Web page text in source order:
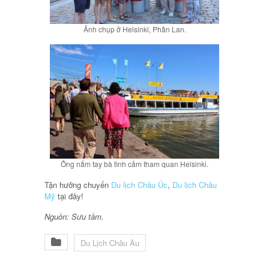
Ảnh chụp ở Helsinki, Phần Lan.
Ông nắm tay bà tình cảm tham quan Helsinki.
Tận hưởng chuyến Du lịch Châu Úc, Du lịch Châu
Mỹ tại đây!
Nguồn: Sưu tầm.
Du Lịch Châu Âu